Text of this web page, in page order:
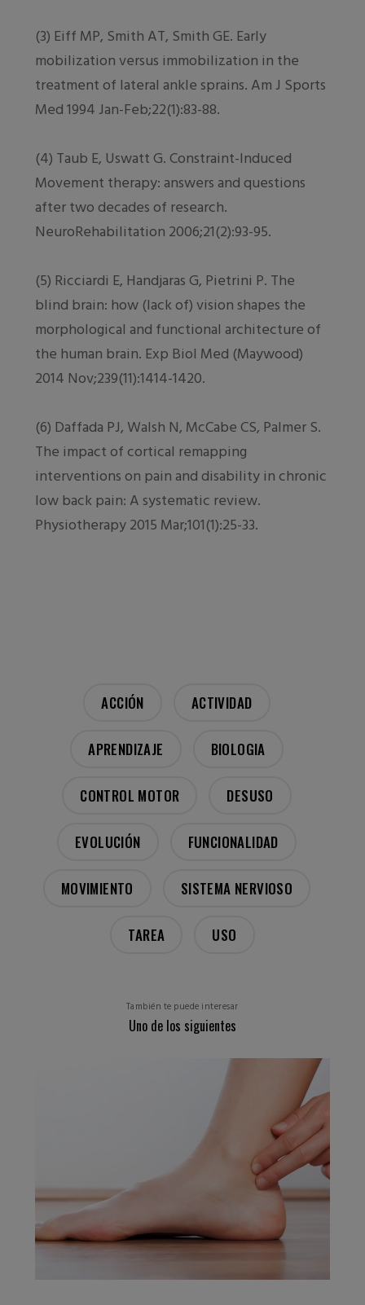
(3) Eiff MP, Smith AT, Smith GE. Early
mobilization versus immobilization in the
treatment of lateral ankle sprains. Am J Sports
Med 1994 Jan-Feb;22(1):83-88.
(4) Taub E, Uswatt G. Constraint-Induced
Movement therapy: answers and questions
after two decades of research.
NeuroRehabilitation 2006;21(2):93-95.
(5) Ricciardi E, Handjaras G, Pietrini P. The
blind brain: how (lack of) vision shapes the
morphological and functional architecture of
the human brain. Exp Biol Med (Maywood)
2014 Nov;239(11):1414-1420.
(6) Daffada PJ, Walsh N, McCabe CS, Palmer S.
The impact of cortical remapping
interventions on pain and disability in chronic
low back pain: A systematic review.
Physiotherapy 2015 Mar;101(1):25-33.
ACCIÓN ACTIVIDAD
APRENDIZAJE BIOLOGIA
CONTROL MOTOR DESUSO
EVOLUCIÓN FUNCIONALIDAD
MOVIMIENTO SISTEMA NERVIOSO
TAREA USO
También te puede interesar
Uno de los siguientes